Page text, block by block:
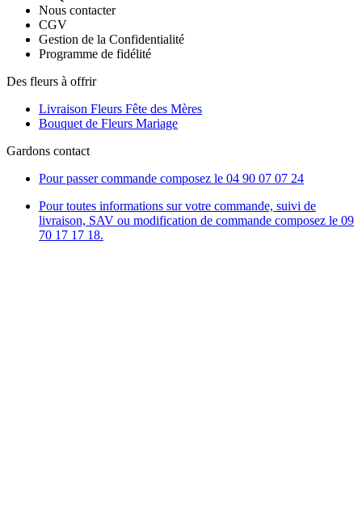
Nous contacter
CGV
Gestion de la Confidentialité
Programme de fidélité
Des fleurs à offrir
Livraison Fleurs Fête des Mères
Bouquet de Fleurs Mariage
Gardons contact
Pour passer commande composez le 04 90 07 07 24
Pour toutes informations sur votre commande, suivi de
livraison, SAV ou modification de commande composez le 09
70 17 17 18.